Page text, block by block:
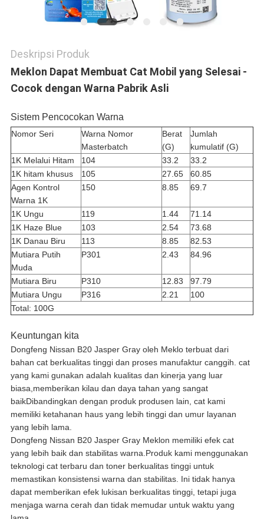
Deskripsi Produk
Meklon Dapat Membuat Cat Mobil yang Selesai -
Cocok dengan Warna Pabrik Asli
Sistem Pencocokan Warna
Nomor Seri
Warna Nomor
Masterbatch
Berat
(G)
Jumlah
kumulatif (G)
1K Melalui Hitam
104 33.2
33.2
1K hitam khusus
105 27.65
60.85
Agen Kontrol
Warna 1K
150 8.85 69.7
1K Ungu 119 1.44
71.14
1K Haze Blue
103 2.54
73.68
1K Danau Biru
113 8.85
82.53
Mutiara Putih
Muda
P301 2.43 84.96
Mutiara Biru P310 12.83
97.79
Mutiara Ungu
P316 2.21
100
Total: 100G
Keuntungan kita
Dongfeng Nissan B20 Jasper Gray oleh Meklo terbuat dari
bahan cat berkualitas tinggi dan proses manufaktur canggih. cat
yang kami gunakan adalah kualitas dan kinerja yang luar
biasa,memberikan kilau dan daya tahan yang sangat
baikDibandingkan dengan produk produsen lain, cat kami
memiliki ketahanan haus yang lebih tinggi dan umur layanan
yang lebih lama.
Dongfeng Nissan B20 Jasper Gray Meklon memiliki efek cat
yang lebih baik dan stabilitas warna.Produk kami menggunakan
teknologi cat terbaru dan toner berkualitas tinggi untuk
memastikan konsistensi warna dan stabilitas. Ini tidak hanya
dapat memberikan efek lukisan berkualitas tinggi, tetapi juga
menjaga warna cerah dan tidak memudar untuk waktu yang